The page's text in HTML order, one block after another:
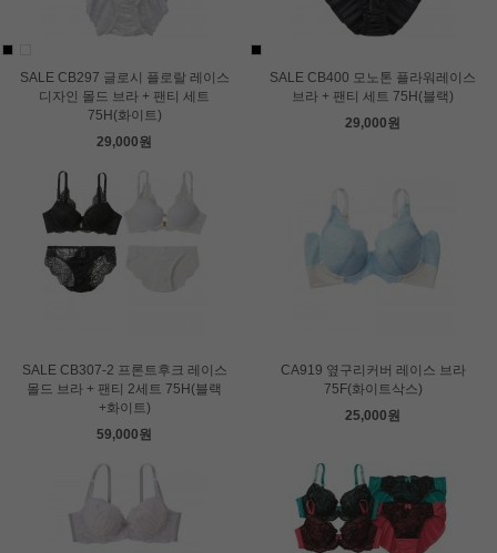
SALE CB297 글로시 플로랄 레이스
디자인 몰드 브라 + 팬티 세트
75H(화이트)
29,000원
SALE CB400 모노톤 플라워레이스
브라 + 팬티 세트 75H(블랙)
29,000원
SALE CB307-2 프론트후크 레이스
몰드 브라 + 팬티 2세트 75H(블랙
+화이트)
59,000원
CA919 옆구리커버 레이스 브라
75F(화이트삭스)
25,000원